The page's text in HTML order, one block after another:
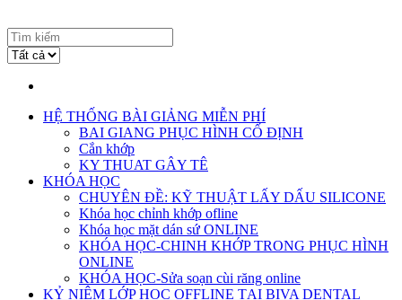
HỆ THỐNG BÀI GIẢNG MIỄN PHÍ
BAI GIANG PHỤC HÌNH CỐ ĐỊNH
Cắn khớp
KY THUAT GÂY TÊ
KHÓA HỌC
CHUYÊN ĐỀ: KỸ THUẬT LẤY DẤU SILICONE
Khóa học chỉnh khớp ofline
Khóa học mặt dán sứ ONLINE
KHÓA HỌC-CHINH KHỚP TRONG PHỤC HÌNH
ONLINE
KHÓA HỌC-Sửa soạn cùi răng online
KỶ NIỆM LỚP HỌC OFFLINE TẠI BIVA DENTAL